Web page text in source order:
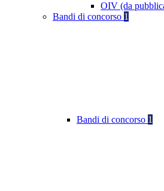
OIV (da
Bandi di concorso 1
Bandi di concorso 1